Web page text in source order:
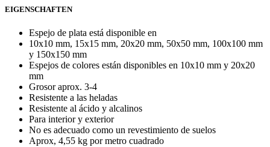
EIGENSCHAFTEN
Espejo de plata está disponible en
10x10 mm, 15x15 mm, 20x20 mm, 50x50 mm, 100x100 mm
y 150x150 mm
Espejos de colores están disponibles en 10x10 mm y 20x20
mm
Grosor aprox. 3-4
Resistente a las heladas
Resistente al ácido y alcalinos
Para interior y exterior
No es adecuado como un revestimiento de suelos
Aprox, 4,55 kg por metro cuadrado